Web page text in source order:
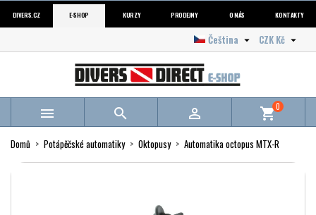
DIVERS.CZ E-SHOP KURZY PRODEJNY O NÁS KONTAKTY
CZK Kč 
Čeština 
   shopping_cart0
Domů Potápěčské automatiky Oktopusy Automatika octopus MTX-R